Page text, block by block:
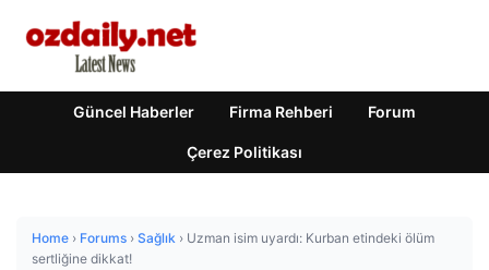
Güncel Haberler Firma Rehberi Forum
Çerez Politikası
Home › Forums › Sağlık › Uzman isim uyardı: Kurban etindeki ölüm
sertliğine dikkat!